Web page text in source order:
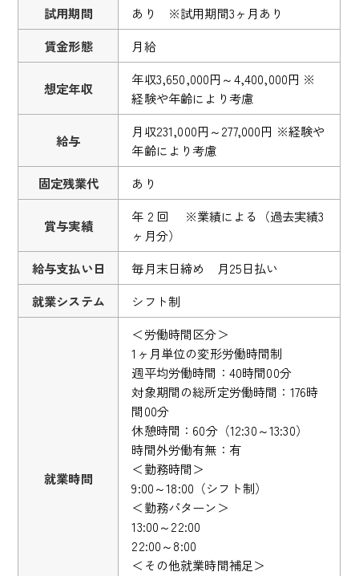
試用期間
あり ※試用期間3ヶ月あり
賃金形態
月給
想定年収
年収3,650,000円～4,400,000円 ※
経験や年齢により考慮
給与
月収231,000円～277,000円 ※経験や
年齢により考慮
固定残業代
あり
賞与実績
年 2 回 ※業績による（過去実績3
ヶ月分）
給与支払い日
毎月末日締め 月25日払い
就業システム
シフト制
就業時間
＜労働時間区分＞
1ヶ月単位の変形労働時間制
週平均労働時間：40時間00分
対象期間の総所定労働時間：176時
間00分
休憩時間：60分（12:30～13:30）
時間外労働有無：有
＜勤務時間＞
9:00～18:00（シフト制）
＜勤務パターン＞
13:00～22:00
22:00～8:00
＜その他就業時間補足＞